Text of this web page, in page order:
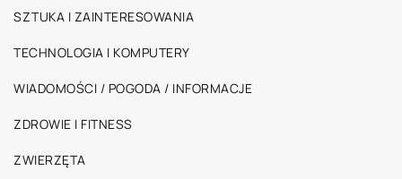
SZTUKA I ZAINTERESOWANIA
TECHNOLOGIA I KOMPUTERY
WIADOMOŚCI / POGODA / INFORMACJE
ZDROWIE I FITNESS
ZWIERZĘTA